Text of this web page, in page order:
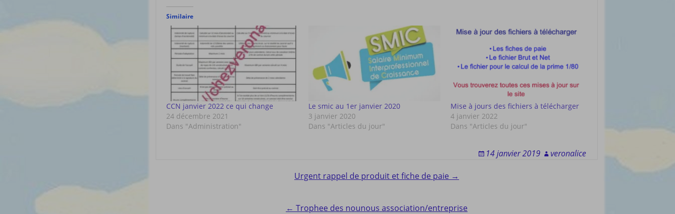
Similaire
CCN janvier 2022 ce qui change
24 décembre 2021
Dans "Administration"
Le smic au 1er janvier 2020
3 janvier 2020
Dans "Articles du jour"
Mise à jours des fichiers à télécharger
4 janvier 2022
Dans "Articles du jour"
14 janvier 2019 veronalice
Urgent rappel de produit et fiche de paie →
← Trophee des nounous association/entreprise